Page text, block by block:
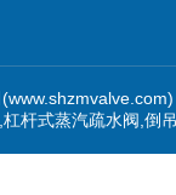
杆式蒸汽疏水阀,倒